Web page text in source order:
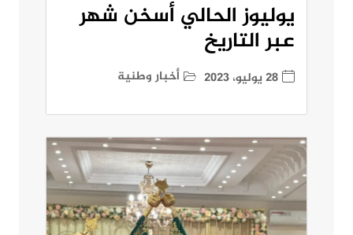
يوليوز الحالي أسخن شهر
عبر التاريخ
28 يوليو، 2023 أخبار وطنية